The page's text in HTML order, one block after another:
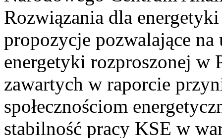
Rozwiązania dla
propozycje pozwalające
energetyki rozproszonej w
zawartych w raporcie
społecznościom
stabilność pracy KSE w